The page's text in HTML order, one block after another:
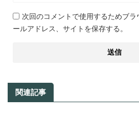
次回のコメントで使用するためブ
ールアドレス、サイトを保存する。
関連記事